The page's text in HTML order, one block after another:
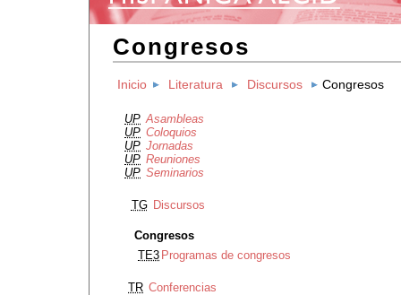
Congresos
Inicio Literatura Discursos Congresos
UP Asambleas
UP Coloquios
UP Jornadas
UP Reuniones
UP Seminarios
TG Discursos
Congresos
TE3 Programas de congresos
TR Conferencias